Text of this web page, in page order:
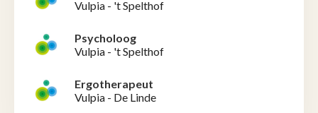
Vulpia - 't Spelthof
Psycholoog
Vulpia - 't Spelthof
Ergotherapeut
Vulpia - De Linde